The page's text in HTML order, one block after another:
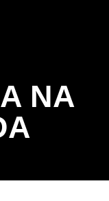
NA